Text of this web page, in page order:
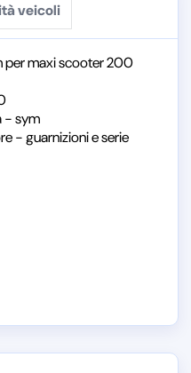
veicoli
per maxi scooter 200
- sym
- guarnizioni e serie